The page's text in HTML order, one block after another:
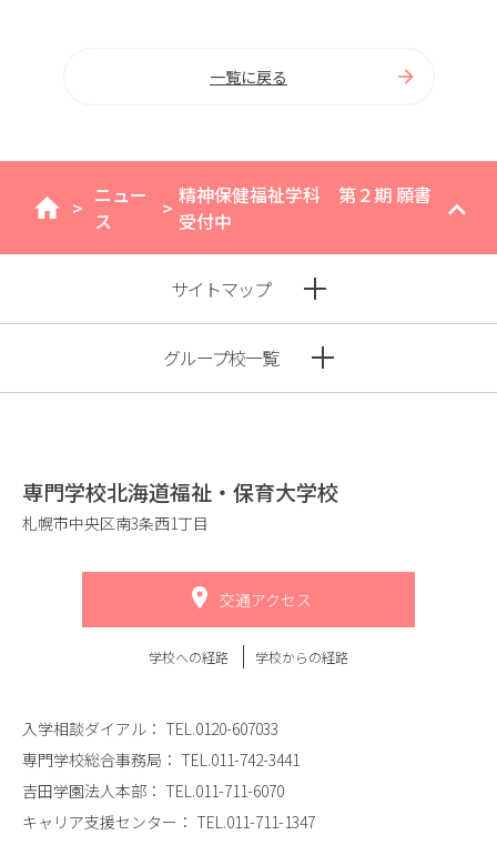
一覧に戻る
home
> ニュー
ス
> 精神保健福祉学科 第２期 願書
受付中
サイトマップ
グループ校一覧
専門学校北海道福祉・保育大学校
札幌市中央区南3条西1丁目
交通アクセス
学校への経路 学校からの経路
入学相談ダイアル： TEL.0120-607033
専門学校総合事務局： TEL.011-742-3441
吉田学園法人本部： TEL.011-711-6070
キャリア支援センター： TEL.011-711-1347